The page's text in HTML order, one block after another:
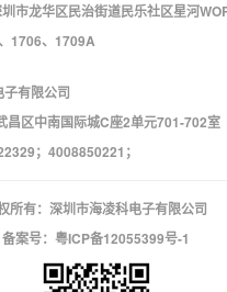
市龙华区民治街道民乐社区星河
1706、1709A
有限公司
昌区中南国际城C座2单元701-702室
；4008850221；
所有：深圳市海凌科电子有限公司
备案号： 粤ICP备12055399号-1